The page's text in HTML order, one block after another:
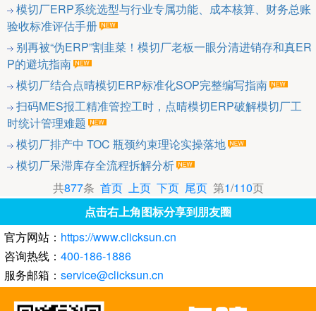
模切厂ERP系统选型与行业专属功能、成本核算、财务总账
验收标准评估手册
别再被“伪ERP”割韭菜！模切厂老板一眼分清进销存和真ER
P的避坑指南
模切厂结合点晴模切ERP标准化SOP完整编写指南
扫码MES报工精准管控工时，点晴模切ERP破解模切厂工
时统计管理难题
模切厂排产中 TOC 瓶颈约束理论实操落地
模切厂呆滞库存全流程拆解分析
共877条 首页 上页 下页 尾页第1/110页
点击右上角图标分享到朋友圈
官方网站： https://www.clicksun.cn
咨询热线： 400-186-1886
服务邮箱： service@clicksun.cn